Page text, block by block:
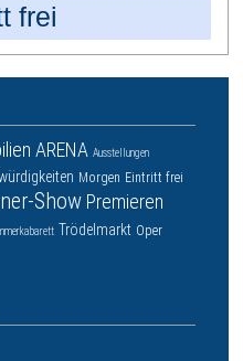
frei
ARENA Ausstellungen
Morgen Eintritt frei
Show Premieren
Trödelmarkt Oper